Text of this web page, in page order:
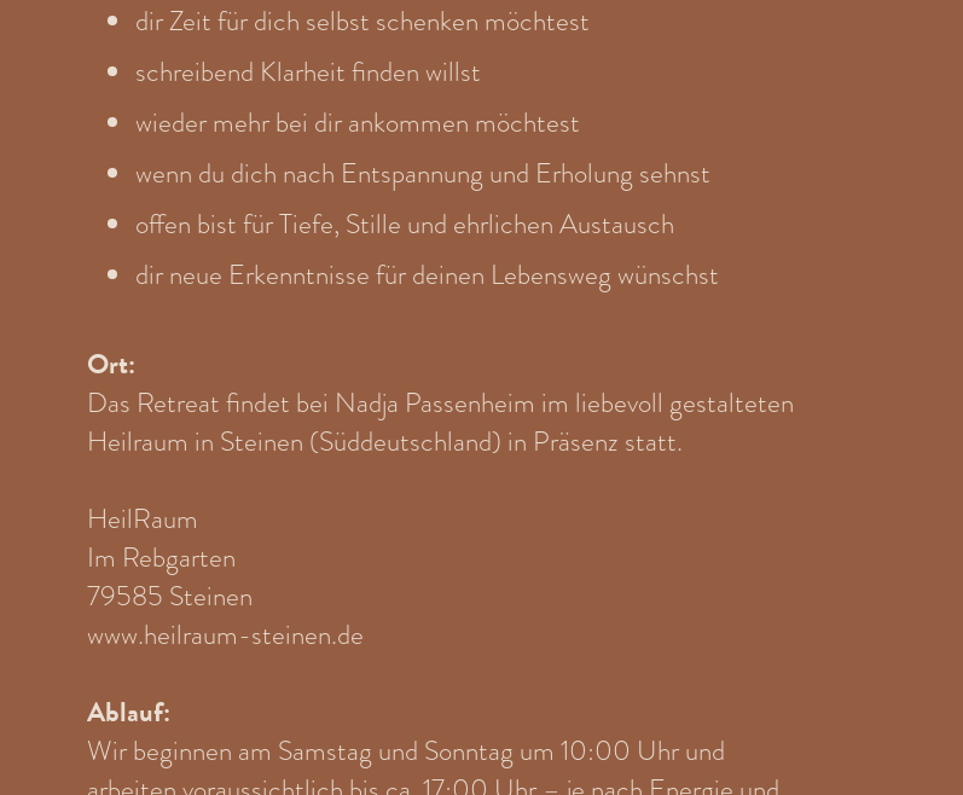
dir Zeit für dich selbst schenken möchtest
schreibend Klarheit finden willst
wieder mehr bei dir ankommen möchtest
wenn du dich nach Entspannung und Erholung sehnst
offen bist für Tiefe, Stille und ehrlichen Austausch
dir neue Erkenntnisse für deinen Lebensweg wünschst
Ort:
Das Retreat findet bei Nadja Passenheim im liebevoll gestalteten
Heilraum in Steinen (Süddeutschland) in Präsenz statt.
HeilRaum
Im Rebgarten
79585 Steinen
www.heilraum-steinen.de
Ablauf:
Wir beginnen am Samstag und Sonntag um 10:00 Uhr und